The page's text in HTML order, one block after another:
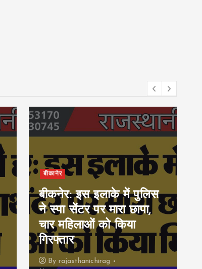
बीकानेर
बीकनेर: इस इलाके में पुलिस
ने स्पा सेंटर पर मारा छापा,
चार महिलाओं को किया
गिरफ्तार
By rajasthanichirag